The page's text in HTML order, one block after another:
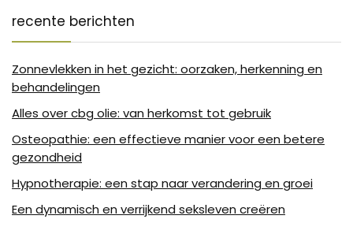
recente berichten
Zonnevlekken in het gezicht: oorzaken, herkenning en
behandelingen
Alles over cbg olie: van herkomst tot gebruik
Osteopathie: een effectieve manier voor een betere
gezondheid
Hypnotherapie: een stap naar verandering en groei
Een dynamisch en verrijkend seksleven creëren